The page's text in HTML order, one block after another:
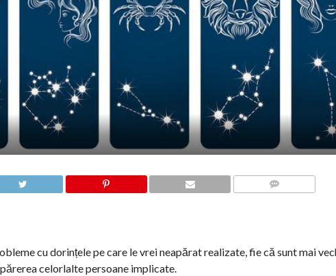
cu dorințele pe care le vrei neapărat realizate, fie că sunt mai
celorlalte persoane implicate.